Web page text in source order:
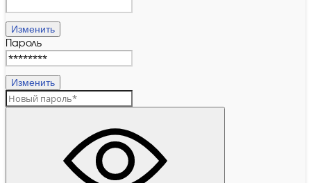
Изменить
Пароль
Изменить